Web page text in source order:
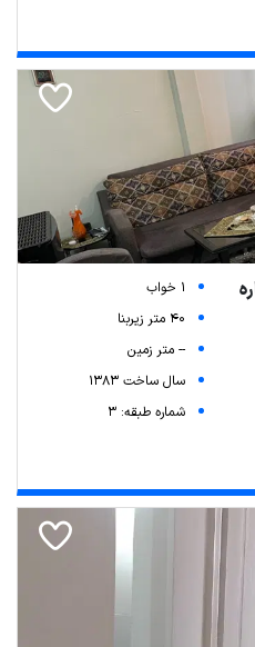
1 خواب
40 متر زیربنا
-- متر زمین
سال ساخت 1383
شماره طبقه: 3